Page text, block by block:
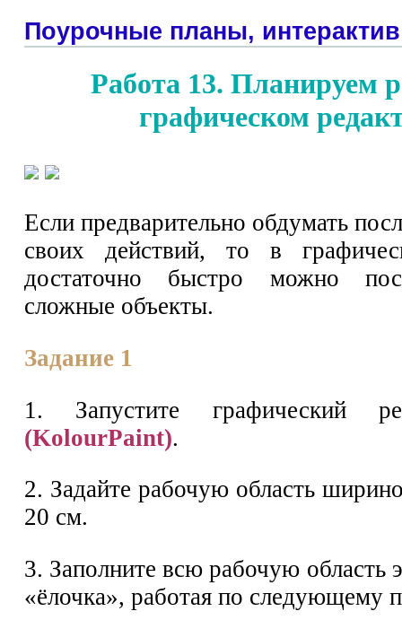
Поурочные планы, интерактив
Работа 13. Планируем
графическом
Если предварительно обдумать
своих действий, то в
достаточно быстро можно
сложные объекты.
Задание 1
1. Запустите графический
(KolourPaint).
2. Задайте рабочую область
20 см.
3. Заполните всю рабочую область
«ёлочка», работая по следующему